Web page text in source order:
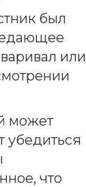
был
или
может
убедиться
что